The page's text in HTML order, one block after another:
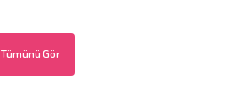
Tümünü Gör